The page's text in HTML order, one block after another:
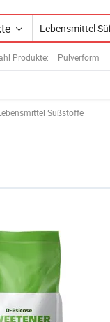
Produkte: Pulverform
Süßstoffe